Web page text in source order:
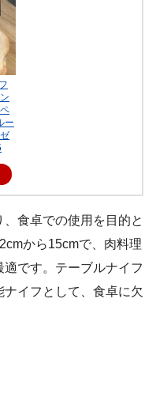
ー
食卓での使用を目的と
から15cmで、肉料理
です。テーブルナイフ
イフとして、食卓に欠